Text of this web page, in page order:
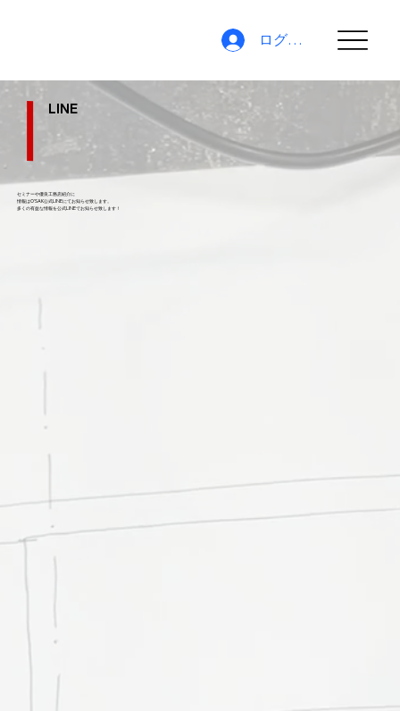
ログイン
LINE
セミナーや優良工務店紹介に
情報はO'SAK公式LINEにてお知らせ致します。
​多くの有益な情報を公式LINEでお知らせ致します！